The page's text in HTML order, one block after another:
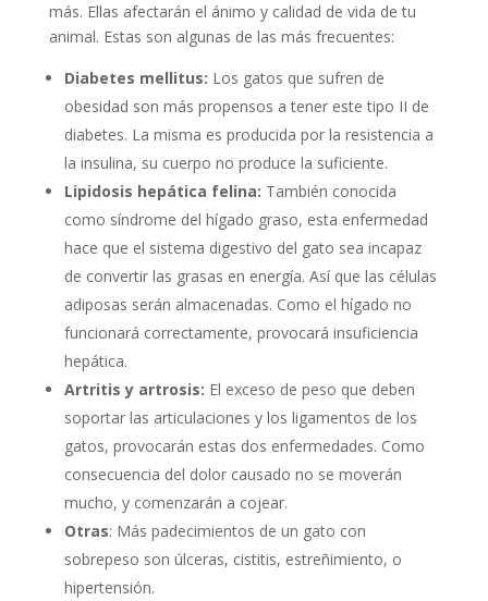
más. Ellas afectarán el ánimo y calidad de vida de tu
animal. Estas son algunas de las más frecuentes:
Diabetes mellitus: Los gatos que sufren de
obesidad son más propensos a tener este tipo II de
diabetes. La misma es producida por la resistencia a
la insulina, su cuerpo no produce la suficiente.
Lipidosis hepática felina: También conocida
como síndrome del hígado graso, esta enfermedad
hace que el sistema digestivo del gato sea incapaz
de convertir las grasas en energía. Así que las células
adiposas serán almacenadas. Como el hígado no
funcionará correctamente, provocará insuficiencia
hepática.
Artritis y artrosis: El exceso de peso que deben
soportar las articulaciones y los ligamentos de los
gatos, provocarán estas dos enfermedades. Como
consecuencia del dolor causado no se moverán
mucho, y comenzarán a cojear.
Otras: Más padecimientos de un gato con
sobrepeso son úlceras, cistitis, estreñimiento, o
hipertensión.